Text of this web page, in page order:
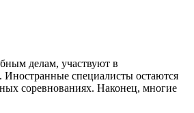
делам, участвуют в
специалисты остаются
соревнованиях. Наконец, многие